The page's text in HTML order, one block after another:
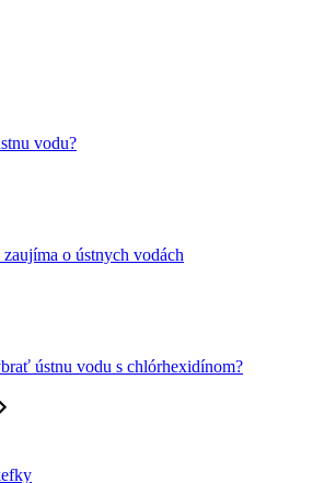
vodu?
o ústnych vodách
ústnu vodu s chlórhexidínom?